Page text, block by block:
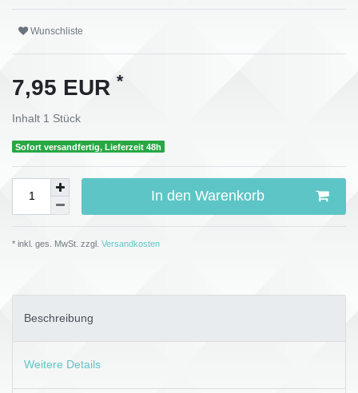
Wunschliste
7,95 EUR *
Inhalt 1 Stück
Sofort versandfertig, Lieferzeit 48h
In den Warenkorb
* inkl. ges. MwSt. zzgl. Versandkosten
Beschreibung
Weitere Details